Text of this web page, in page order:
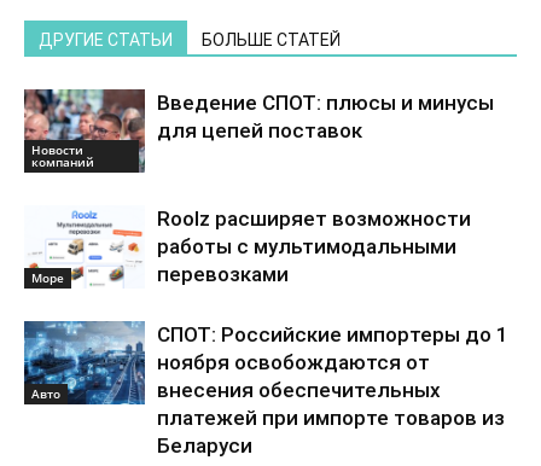
ДРУГИЕ СТАТЬИ БОЛЬШЕ СТАТЕЙ
Новости
компаний
Введение СПОТ: плюсы и минусы
для цепей поставок
Море
Roolz расширяет возможности
работы с мультимодальными
перевозками
Авто
СПОТ: Российские импортеры до 1
ноября освобождаются от
внесения обеспечительных
платежей при импорте товаров из
Беларуси